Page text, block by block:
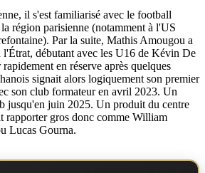
il s'est familiarisé avec le football
région parisienne (notamment à l'US
Par la suite, Mathis Amougou a
l'Étrat, débutant avec les U16 de Kévin De
en réserve après quelques
signait alors logiquement son premier
son club formateur en avril 2023. Un
jusqu'en juin 2025. Un produit du centre
rapporter gros donc comme William
Lucas Gourna.